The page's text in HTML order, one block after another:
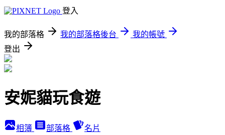
登入
我的部落格 我的部落格後台
我的帳號
登出
安妮貓玩食遊
相簿 部落格 名片